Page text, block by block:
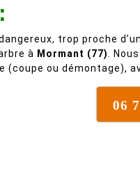
trop proche
à Mormant (77)
.
(coupe ou démontage),
06